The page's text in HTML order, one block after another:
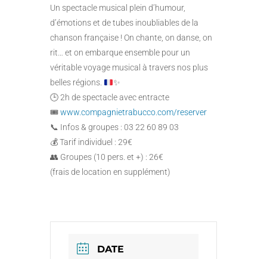
Un spectacle musical plein d’humour,
d’émotions et de tubes inoubliables de la
chanson française ! On chante, on danse, on
rit… et on embarque ensemble pour un
véritable voyage musical à travers nos plus
belles régions.
✨
🕒 2h de spectacle avec entracte
🎟️www.compagnietrabucco.com/reserver
📞 Infos & groupes : 03 22 60 89 03
💰 Tarif individuel : 29€
👥 Groupes (10 pers. et +) : 26€
(frais de location en supplément)
DATE